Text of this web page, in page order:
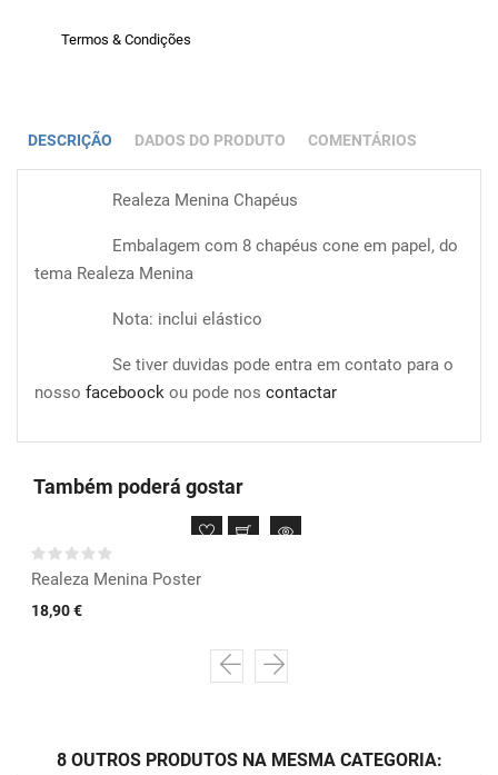
Termos & Condições
DESCRIÇÃO DADOS DO PRODUTO COMENTÁRIOS
Realeza Menina Chapéus
Embalagem com 8 chapéus cone em papel, do
tema Realeza Menina
Nota: inclui elástico
Se tiver duvidas pode entra em contato para o
nosso faceboock ou pode nos contactar
Também poderá gostar
Realeza Menina Poster
18,90 €
8 OUTROS PRODUTOS NA MESMA CATEGORIA: